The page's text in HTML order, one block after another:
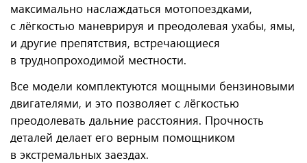
максимально наслаждаться мотопоездками,
с лёгкостью маневрируя и преодолевая ухабы, ямы,
и другие препятствия, встречающиеся
в труднопроходимой местности.
Все модели комплектуются мощными бензиновыми
двигателями, и это позволяет с лёгкостью
преодолевать дальние расстояния. Прочность
деталей делает его верным помощником
в экстремальных заездах.